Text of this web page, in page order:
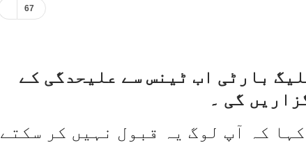
67
بارٹی اب ٹینس سے علیحدگی کے
گی ۔
کہ آپ لوگ یہ قبول نہیں کر سکتے